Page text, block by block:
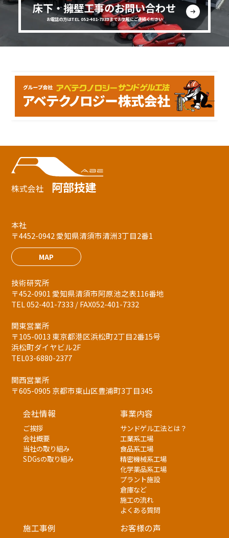
床下・擁壁工事のお問い合わせ
お電話の方はTEL 052-401-7333までお気軽にご連絡ください
株式会社 阿部技建
本社
〒4452-0942 愛知県清須市清洲3丁目2番1
MAP
技術研究所
〒452-0901 愛知県清須市阿原池之表116番地
TEL 052-401-7333 / FAX052-401-7332
関東営業所
〒105-0013 東京都港区浜松町2丁目2番15号
浜松町ダイヤビル2F
TEL03-6880-2377
関西営業所
〒605-0905 京都市東山区豊浦町3丁目345
会社情報
ご挨拶
会社概要
当社の取り組み
SDGsの取り組み
事業内容
サンドゲル工法とは？
工業系工場
食品系工場
精密機械系工場
化学薬品系工場
プラント施設
倉庫など
施工の流れ
よくある質問
施工事例
お客様の声